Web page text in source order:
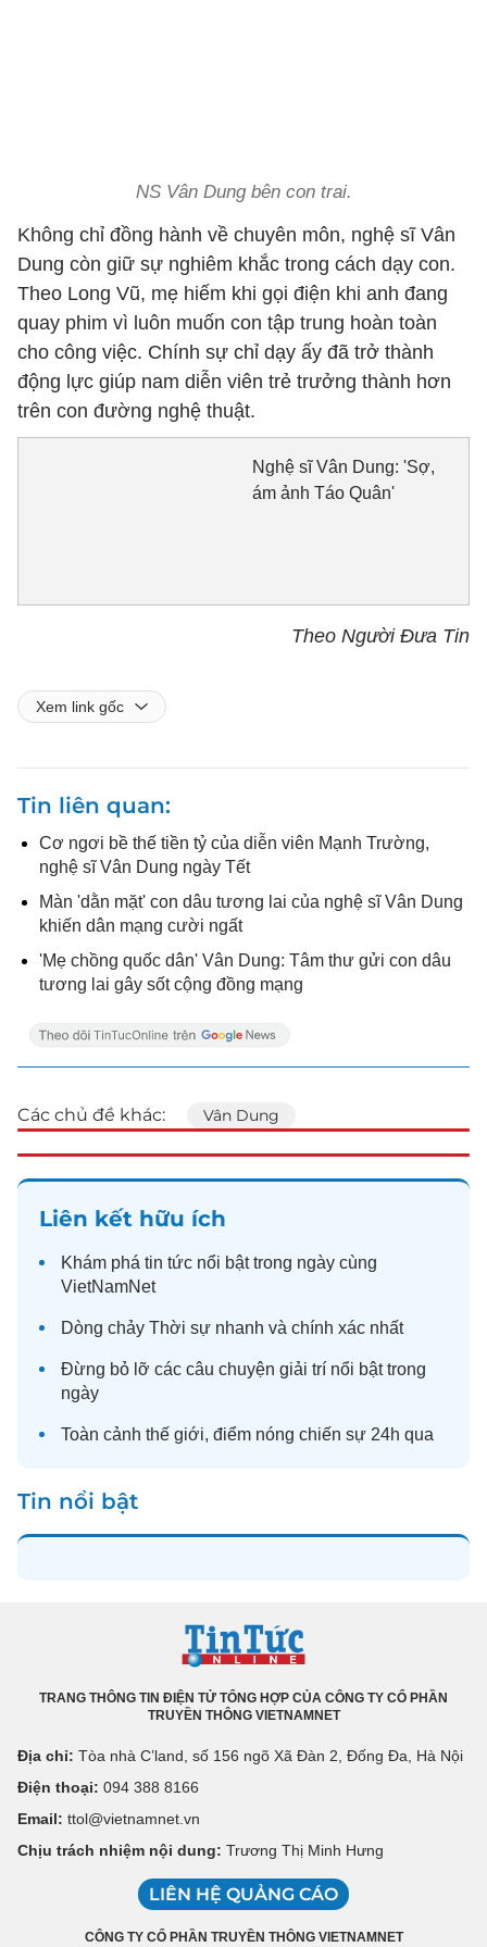
NS Vân Dung bên con trai.
Không chỉ đồng hành về chuyên môn, nghệ sĩ Vân
Dung còn giữ sự nghiêm khắc trong cách dạy con.
Theo Long Vũ, mẹ hiếm khi gọi điện khi anh đang
quay phim vì luôn muốn con tập trung hoàn toàn
cho công việc. Chính sự chỉ dạy ấy đã trở thành
động lực giúp nam diễn viên trẻ trưởng thành hơn
trên con đường nghệ thuật.
Nghệ sĩ Vân Dung: 'Sợ,
ám ảnh Táo Quân'
Theo Người Đưa Tin
Xem link gốc
Tin liên quan
Cơ ngơi bề thế tiền tỷ của diễn viên Mạnh Trường,
nghệ sĩ Vân Dung ngày Tết
Màn 'dằn mặt' con dâu tương lai của nghệ sĩ Vân Dung
khiến dân mạng cười ngất
'Mẹ chồng quốc dân' Vân Dung: Tâm thư gửi con dâu
tương lai gây sốt cộng đồng mạng
Các chủ đề khác: Vân Dung
Liên kết hữu ích
Khám phá tin tức nổi bật trong ngày cùng
VietNamNet
Dòng chảy Thời sự nhanh và chính xác nhất
Đừng bỏ lỡ các câu chuyện giải trí nổi bật trong
ngày
Toàn cảnh thế giới, điểm nóng chiến sự 24h qua
Tin nổi bật
TRANG THÔNG TIN ĐIỆN TỬ TỔNG HỢP CỦA CÔNG TY CỔ PHẦN
TRUYỀN THÔNG VIETNAMNET
Địa chỉ: Tòa nhà C’land, số 156 ngõ Xã Đàn 2, Đống Đa, Hà Nội
Điện thoại: 094 388 8166
Email: ttol@vietnamnet.vn
Chịu trách nhiệm nội dung: Trương Thị Minh Hưng
LIÊN HỆ QUẢNG CÁO
CÔNG TY CỔ PHẦN TRUYỀN THÔNG VIETNAMNET